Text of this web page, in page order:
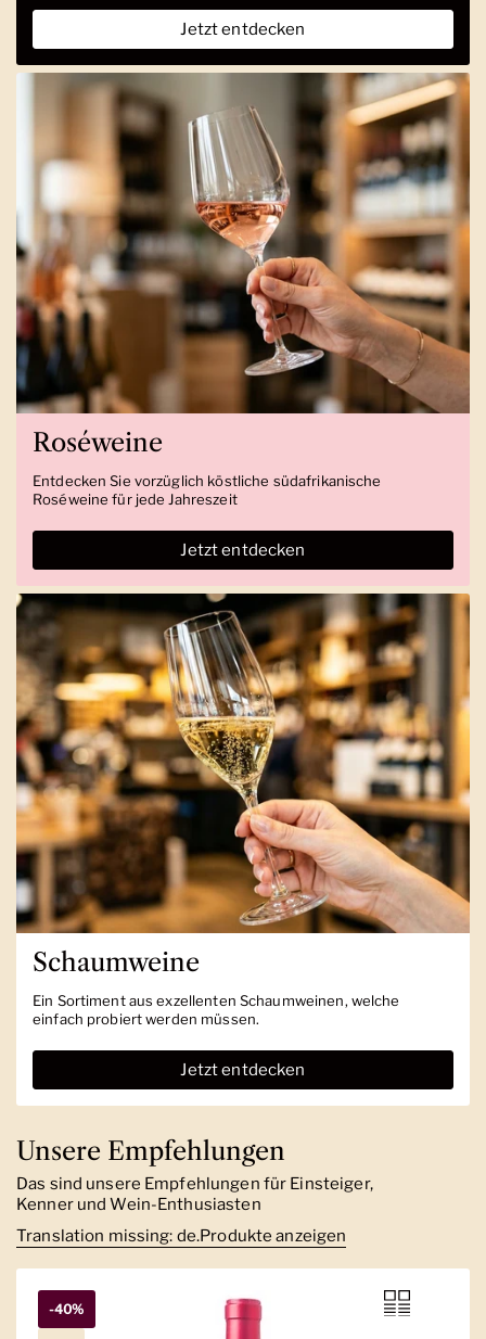
Jetzt entdecken
Roséweine
Entdecken Sie vorzüglich köstliche südafrikanische
Roséweine für jede Jahreszeit
Jetzt entdecken
Schaumweine
Ein Sortiment aus exzellenten Schaumweinen, welche
einfach probiert werden müssen.
Jetzt entdecken
Unsere Empfehlungen
Das sind unsere Empfehlungen für Einsteiger,
Kenner und Wein-Enthusiasten
Translation missing: de.Produkte anzeigen
-40%